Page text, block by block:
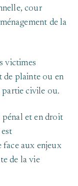
cour
de la
victimes
de plainte ou en
partie civile ou.
pénal et en droit
aux enjeux
de la vie